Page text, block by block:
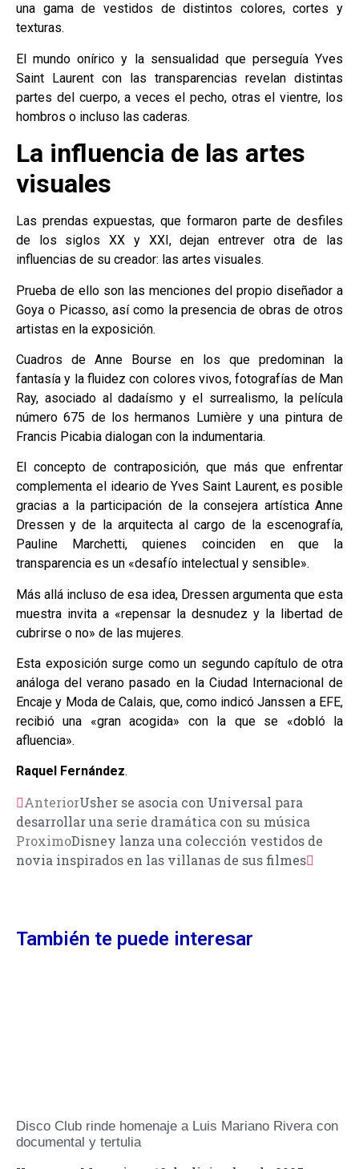
una gama de vestidos de distintos colores, cortes y
texturas.
El mundo onírico y la sensualidad que perseguía Yves
Saint Laurent con las transparencias revelan distintas
partes del cuerpo, a veces el pecho, otras el vientre, los
hombros o incluso las caderas.
La influencia de las artes
visuales
Las prendas expuestas, que formaron parte de desfiles
de los siglos XX y XXI, dejan entrever otra de las
influencias de su creador: las artes visuales.
Prueba de ello son las menciones del propio diseñador a
Goya o Picasso, así como la presencia de obras de otros
artistas en la exposición.
Cuadros de Anne Bourse en los que predominan la
fantasía y la fluidez con colores vivos, fotografías de Man
Ray, asociado al dadaísmo y el surrealismo, la película
número 675 de los hermanos Lumière y una pintura de
Francis Picabia dialogan con la indumentaria.
El concepto de contraposición, que más que enfrentar
complementa el ideario de Yves Saint Laurent, es posible
gracias a la participación de la consejera artística Anne
Dressen y de la arquitecta al cargo de la escenografía,
Pauline Marchetti, quienes coinciden en que la
transparencia es un «desafío intelectual y sensible».
Más allá incluso de esa idea, Dressen argumenta que esta
muestra invita a «repensar la desnudez y la libertad de
cubrirse o no» de las mujeres.
Esta exposición surge como un segundo capítulo de otra
análoga del verano pasado en la Ciudad Internacional de
Encaje y Moda de Calais, que, como indicó Janssen a EFE,
recibió una «gran acogida» con la que se «dobló la
afluencia».
Raquel Fernández.
AnteriorUsher se asocia con Universal para
desarrollar una serie dramática con su música
ProximoDisney lanza una colección vestidos de
novia inspirados en las villanas de sus filmes
También te puede interesar
Disco Club rinde homenaje a Luis Mariano Rivera con
documental y tertulia